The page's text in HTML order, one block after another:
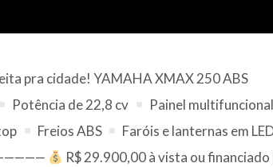
pra cidade! YAMAHA XMAX 250 ABS
Potência de 22,8 cv Painel
Freios ABS Faróis e lanternas em
R$ 29.900,00 à vista ou financiado